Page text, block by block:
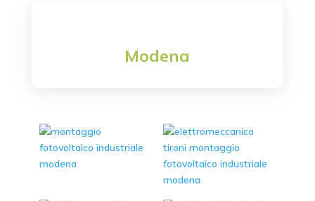
Modena